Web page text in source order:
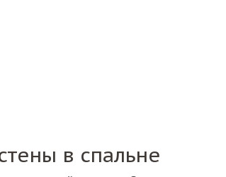
в спальне